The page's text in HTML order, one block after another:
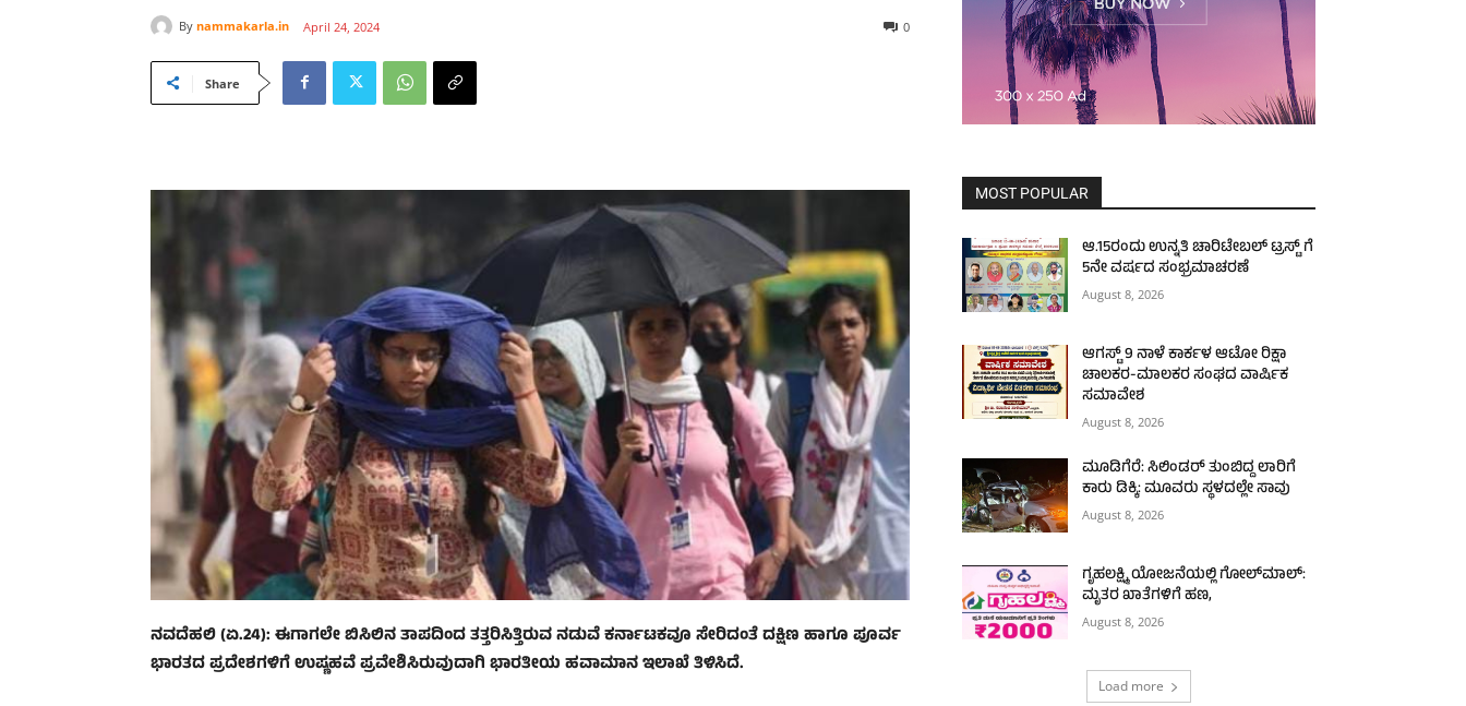
By nammakarla.in April 24, 2024 0
Share
ನವದೆಹಲಿ (ಏ.24): ಈಗಾಗಲೇ ಬಿಸಿಲಿನ ತಾಪದಿಂದ ತತ್ತರಿಸಿತ್ತಿರುವ ನಡುವೆ ಕರ್ನಾಟಕವೂ ಸೇರಿದಂತೆ ದಕ್ಷಿಣ ಹಾಗೂ ಪೂರ್ವ
ಭಾರತದ ಪ್ರದೇಶಗಳಿಗೆ ಉಷ್ಣಹವೆ ಪ್ರವೇಶಿಸಿರುವುದಾಗಿ ಭಾರತೀಯ ಹವಾಮಾನ ಇಲಾಖೆ ತಿಳಿಸಿದೆ.
MOST POPULAR
ಆ.15ರಂದು ಉನ್ನತಿ ಚಾರಿಟೇಬಲ್ ಟ್ರಸ್ಟ್‌ ಗೆ
5ನೇ ವರ್ಷದ ಸಂಭ್ರಮಾಚರಣೆ
August 8, 2026
ಆಗಸ್ಟ್ 9 ನಾಳೆ ಕಾರ್ಕಳ ಆಟೋ ರಿಕ್ಷಾ
ಚಾಲಕರ-ಮಾಲಕರ ಸಂಘದ ವಾರ್ಷಿಕ
ಸಮಾವೇಶ
August 8, 2026
ಮೂಡಿಗೆರೆ: ಸಿಲಿಂಡರ್ ತುಂಬಿದ್ದ ಲಾರಿಗೆ
ಕಾರು ಡಿಕ್ಕಿ: ಮೂವರು ಸ್ಥಳದಲ್ಲೇ ಸಾವು
August 8, 2026
ಗೃಹಲಕ್ಷ್ಮಿ ಯೋಜನೆಯಲ್ಲಿ ಗೋಲ್‌ಮಾಲ್:
ಮೃತರ ಖಾತೆಗಳಿಗೆ ಹಣ,
August 8, 2026
Load more